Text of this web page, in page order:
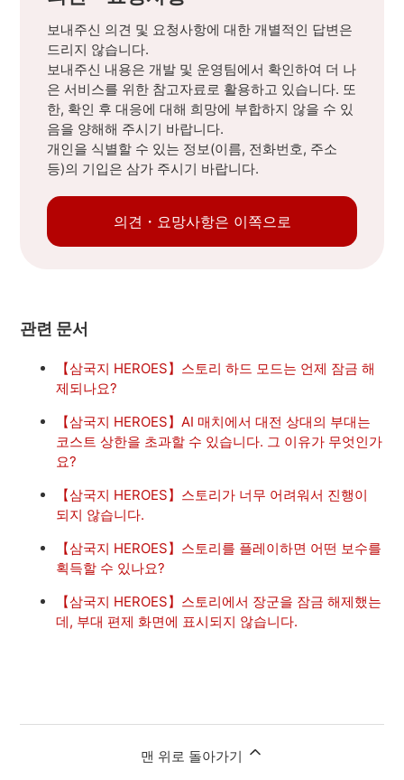
보내주신 의견 및 요청사항에 대한 개별적인 답변은
드리지 않습니다.
보내주신 내용은 개발 및 운영팀에서 확인하여 더 나
은 서비스를 위한 참고자료로 활용하고 있습니다. 또
한, 확인 후 대응에 대해 희망에 부합하지 않을 수 있
음을 양해해 주시기 바랍니다.
개인을 식별할 수 있는 정보(이름, 전화번호, 주소
등)의 기입은 삼가 주시기 바랍니다.
의견・요망사항은 이쪽으로
관련 문서
【삼국지 HEROES】스토리 하드 모드는 언제 잠금 해
제되나요?
【삼국지 HEROES】AI 매치에서 대전 상대의 부대는
코스트 상한을 초과할 수 있습니다. 그 이유가 무엇인가
요?
【삼국지 HEROES】스토리가 너무 어려워서 진행이
되지 않습니다.
【삼국지 HEROES】스토리를 플레이하면 어떤 보수를
획득할 수 있나요?
【삼국지 HEROES】스토리에서 장군을 잠금 해제했는
데, 부대 편제 화면에 표시되지 않습니다.
맨 위로 돌아가기